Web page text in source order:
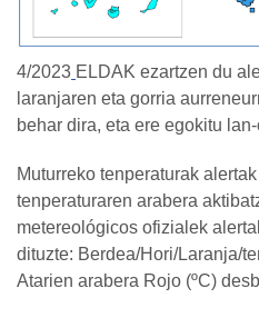
4/2023 ELDAK ezartzen du
laranjaren eta gorria
behar dira, eta ere egokitu
Muturreko tenperaturak
tenperaturaren arabera
metereológicos ofizialek
dituzte: Berdea/Hori/Laranja/
Atarien arabera Rojo (ºC)